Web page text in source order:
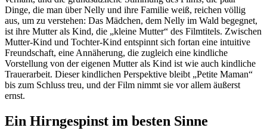
Dinge, die man über Nelly und ihre Familie weiß, reichen völlig
aus, um zu verstehen: Das Mädchen, dem Nelly im Wald begegnet,
ist ihre Mutter als Kind, die „kleine Mutter“ des Filmtitels. Zwischen
Mutter-Kind und Tochter-Kind entspinnt sich fortan eine intuitive
Freundschaft, eine Annäherung, die zugleich eine kindliche
Vorstellung von der eigenen Mutter als Kind ist wie auch kindliche
Trauerarbeit. Dieser kindlichen Perspektive bleibt „Petite Maman“
bis zum Schluss treu, und der Film nimmt sie vor allem äußerst
ernst.
Ein Hirngespinst im besten Sinne